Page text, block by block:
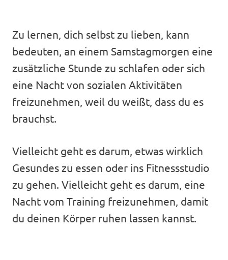
Zu lernen, dich selbst zu lieben, kann
bedeuten, an einem Samstagmorgen eine
zusätzliche Stunde zu schlafen oder sich
eine Nacht von sozialen Aktivitäten
freizunehmen, weil du weißt, dass du es
brauchst.
Vielleicht geht es darum, etwas wirklich
Gesundes zu essen oder ins Fitnessstudio
zu gehen. Vielleicht geht es darum, eine
Nacht vom Training freizunehmen, damit
du deinen Körper ruhen lassen kannst.